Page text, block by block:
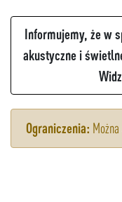
Informujemy, że w
akustyczne i
Ograniczenia: